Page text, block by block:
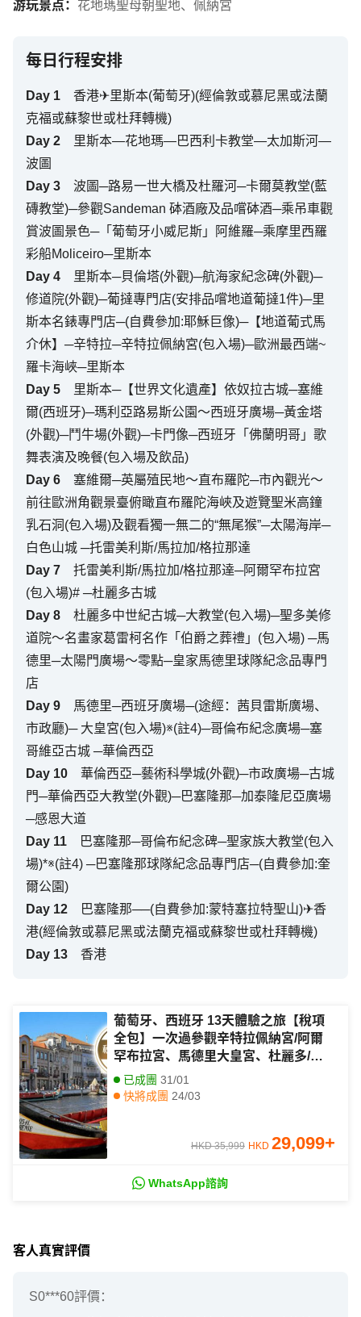
游玩景点： 花地瑪聖母朝聖地、 佩納宮
每日行程安排
Day 1
香港✈里斯本(葡萄牙)(經倫敦或慕尼黑或法蘭
克福或蘇黎世或杜拜轉機)
Day 2
里斯本—花地瑪—巴西利卡教堂—太加斯河—
波圖
Day 3
波圖─路易一世大橋及杜羅河─卡爾莫教堂(藍
磚教堂)─參觀Sandeman 砵酒廠及品嚐砵酒─乘吊車觀
賞波圖景色─「葡萄牙小威尼斯」阿維羅─乘摩里西羅
彩船Moliceiro─里斯本
Day 4
里斯本─貝倫塔(外觀)─航海家紀念碑(外觀)─
修道院(外觀)─葡撻專門店(安排品嚐地道葡撻1件)─里
斯本名錶專門店─(自費參加:耶穌巨像)─【地道葡式馬
介休】─辛特拉─辛特拉佩納宮(包入場)─歐洲最西端~
羅卡海峽─里斯本
Day 5
里斯本─【世界文化遺產】依奴拉古城─塞維
爾(西班牙)─瑪利亞路易斯公園～西班牙廣場─黃金塔
(外觀)─鬥牛場(外觀)─卡門像─西班牙「佛蘭明哥」歌
舞表演及晚餐(包入場及飲品)
Day 6
塞維爾─英屬殖民地～直布羅陀─市內觀光～
前往歐洲角觀景臺俯瞰直布羅陀海峽及遊覽聖米高鐘
乳石洞(包入場)及觀看獨一無二的“無尾猴”─太陽海岸─
白色山城 ─托雷美利斯/馬拉加/格拉那達
Day 7
托雷美利斯/馬拉加/格拉那達─阿爾罕布拉宮
(包入場)# ─杜麗多古城
Day 8
杜麗多中世紀古城─大教堂(包入場)─聖多美修
道院～名畫家葛雷柯名作「伯爵之葬禮」(包入場) ─馬
德里─太陽門廣場～零點─皇家馬德里球隊紀念品專門
店
Day 9
馬德里─西班牙廣場─(途經：茜貝雷斯廣場、
市政廳)─ 大皇宮(包入場)※(註4)─哥倫布紀念廣場─塞
哥維亞古城 ─華倫西亞
Day 10
華倫西亞─藝術科學城(外觀)─市政廣場─古城
門─華倫西亞大教堂(外觀)─巴塞隆那─加泰隆尼亞廣場
─感恩大道
Day 11
巴塞隆那─哥倫布紀念碑─聖家族大教堂(包入
場)*※(註4) ─巴塞隆那球隊紀念品專門店─(自費參加:奎
爾公園)
Day 12
巴塞隆那──(自費參加:蒙特塞拉特聖山)✈香
港(經倫敦或慕尼黑或法蘭克福或蘇黎世或杜拜轉機)
Day 13 香港
葡萄牙、西班牙 13天體驗之旅【稅項
全包】一次過參觀辛特拉佩納宮/阿爾
罕布拉宮、馬德里大皇宮、杜麗多/聖
家族大教堂、阿維羅乘摩里西羅彩船、
佛蘭明哥歌舞、塞哥維亞古城、歐洲最
已成團 31/01
快將成團 24/03
HKD 35,999 HKD 29,099+
WhatsApp諮詢
客人真實評價
S0***60評價：